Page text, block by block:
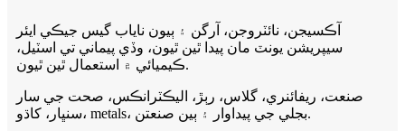
آڪسيجن، نائٽروجن، آرگن ۽ ٻيون ناياب گيس جيڪي ايئر
سيپريشن يونٽ مان پيدا ٿين ٿيون، وڏي پيماني تي اسٽيل،
ڪيميائي ۾ استعمال ٿين ٿيون.
صنعت، ريفائنري، گلاس، رٻڙ، اليڪٽرانڪس، صحت جي سار
سنڀار، کاڌو، metals، بجلي جي پيداوار ۽ ٻين صنعتن.